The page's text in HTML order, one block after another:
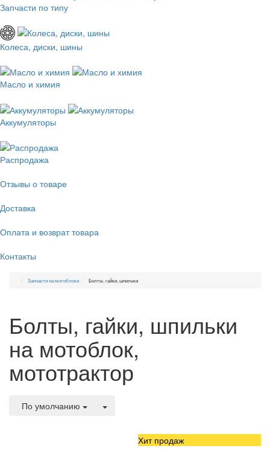
Запчасти по типу
Колеса, диски, шины
Масло и химия
Аккумуляторы
Распродажа
Отзывы о товаре
Доставка
Оплата и возврат товара
Контакты
Запчасти на мотоблоки Болты, гайки, шпильки
Болты, гайки, шпильки
на мотоблок,
мототрактор
По умолчанию
Хит продаж